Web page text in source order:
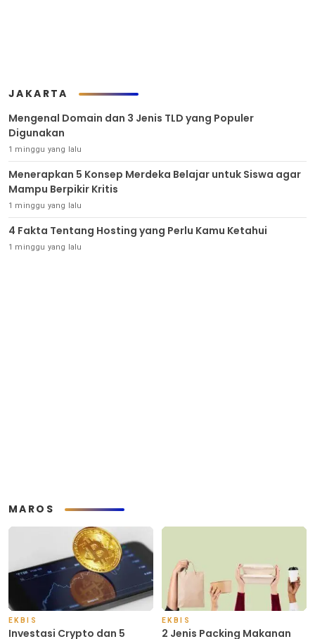
JAKARTA
Mengenal Domain dan 3 Jenis TLD yang Populer
Digunakan
1 minggu yang lalu
Menerapkan 5 Konsep Merdeka Belajar untuk Siswa agar
Mampu Berpikir Kritis
1 minggu yang lalu
4 Fakta Tentang Hosting yang Perlu Kamu Ketahui
1 minggu yang lalu
MAROS
EKBIS
Investasi Crypto dan 5
EKBIS
2 Jenis Packing Makanan